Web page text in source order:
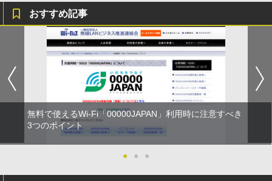
おすすめ記事
無料で使えるWi-Fi「00000JAPAN」利用時に注意すべき
3つのポイント
● ● ●